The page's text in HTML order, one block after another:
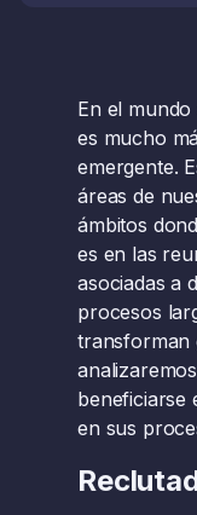
En el
es mucho
emergente.
áreas de
ámbitos
es en las
asociadas a
procesos
transforman
beneficiarse
en sus